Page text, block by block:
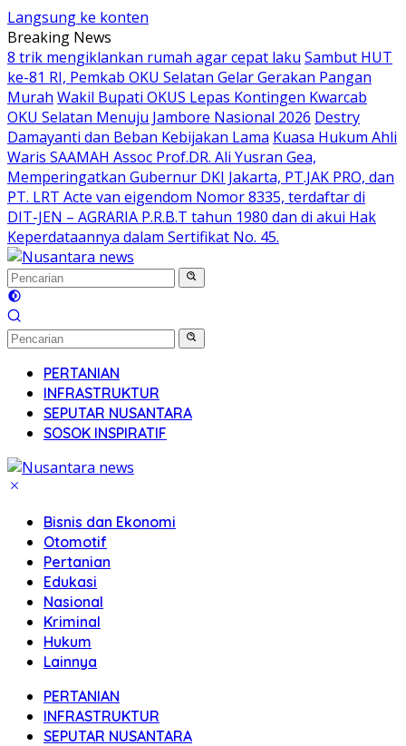
Langsung ke konten
Breaking News
8 trik mengiklankan rumah agar cepat laku Sambut HUT
ke-81 RI, Pemkab OKU Selatan Gelar Gerakan Pangan
Murah Wakil Bupati OKUS Lepas Kontingen Kwarcab
OKU Selatan Menuju Jambore Nasional 2026 Destry
Damayanti dan Beban Kebijakan Lama Kuasa Hukum Ahli
Waris SAAMAH Assoc Prof.DR. Ali Yusran Gea,
Memperingatkan Gubernur DKI Jakarta, PT.JAK PRO, dan
PT. LRT Acte van eigendom Nomor 8335, terdaftar di
DIT-JEN – AGRARIA P.R.B.T tahun 1980 dan di akui Hak
Keperdataannya dalam Sertifikat No. 45.
PERTANIAN
INFRASTRUKTUR
SEPUTAR NUSANTARA
SOSOK INSPIRATIF
Bisnis dan Ekonomi
Otomotif
Pertanian
Edukasi
Nasional
Kriminal
Hukum
Lainnya
PERTANIAN
INFRASTRUKTUR
SEPUTAR NUSANTARA